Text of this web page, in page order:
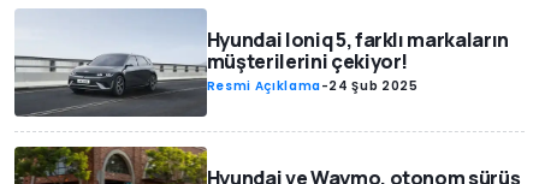
Hyundai Ioniq 5, farklı markaların
müşterilerini çekiyor!
Resmi Açıklama-24 Şub 2025
Hyundai ve Waymo, otonom sürüş